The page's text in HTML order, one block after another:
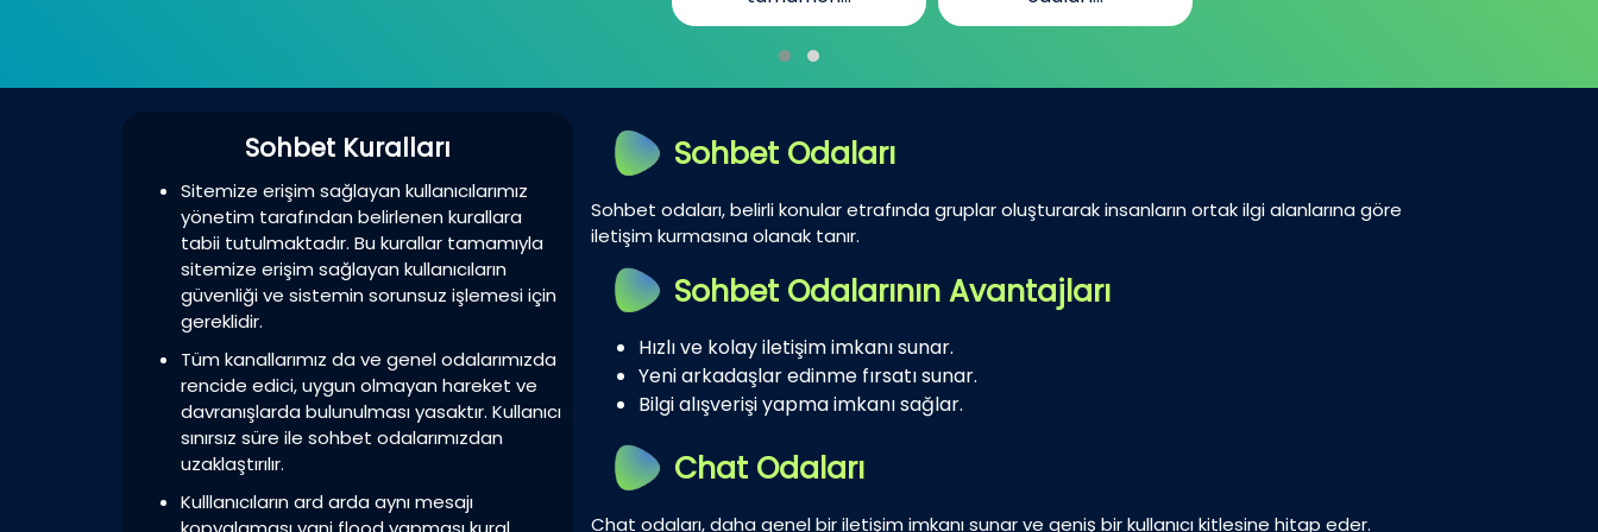
Sohbet Kuralları
Sitemize erişim sağlayan kullanıcılarımız
yönetim tarafından belirlenen kurallara
tabii tutulmaktadır. Bu kurallar tamamıyla
sitemize erişim sağlayan kullanıcıların
güvenliği ve sistemin sorunsuz işlemesi için
gereklidir.
Tüm kanallarımız da ve genel odalarımızda
rencide edici, uygun olmayan hareket ve
davranışlarda bulunulması yasaktır. Kullanıcı
sınırsız süre ile sohbet odalarımızdan
uzaklaştırılır.
Kulllanıcıların ard arda aynı mesajı
Sohbet Odaları
Sohbet odaları, belirli konular etrafında gruplar oluşturarak insanların ortak ilgi alanlarına göre
iletişim kurmasına olanak tanır.
Sohbet Odalarının Avantajları
Hızlı ve kolay iletişim imkanı sunar.
Yeni arkadaşlar edinme fırsatı sunar.
Bilgi alışverişi yapma imkanı sağlar.
Chat Odaları
Chat odaları, daha genel bir iletişim imkanı sunar ve geniş bir kullanıcı kitlesine hitap eder.